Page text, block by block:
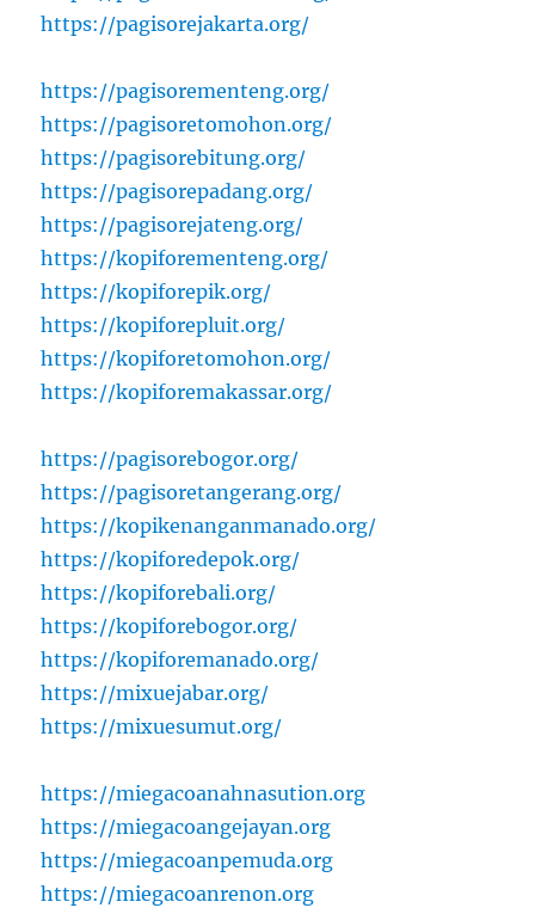
https://pagisorejakarta.org/
https://pagisorementeng.org/
https://pagisoretomohon.org/
https://pagisorebitung.org/
https://pagisorepadang.org/
https://pagisorejateng.org/
https://kopiforementeng.org/
https://kopiforepik.org/
https://kopiforepluit.org/
https://kopiforetomohon.org/
https://kopiforemakassar.org/
https://pagisorebogor.org/
https://pagisoretangerang.org/
https://kopikenanganmanado.org/
https://kopiforedepok.org/
https://kopiforebali.org/
https://kopiforebogor.org/
https://kopiforemanado.org/
https://mixuejabar.org/
https://mixuesumut.org/
https://miegacoanahnasution.org
https://miegacoangejayan.org
https://miegacoanpemuda.org
https://miegacoanrenon.org